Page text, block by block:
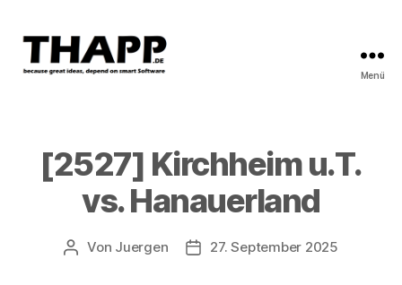
Menü
[2527] Kirchheim u.T.
vs. Hanauerland
Beitragsautor
Von Juergen Beitragsdatum
27. September 2025